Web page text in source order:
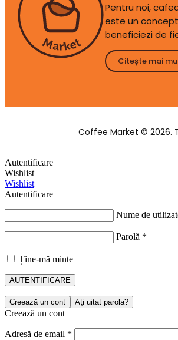
Pentru noi,
este un
beneficiezi de
Citește mai
Coffee Market © 2026.
Autentificare
Wishlist
Wishlist
Autentificare
Nume de
Parolă *
Ține-mă minte
AUTENTIFICARE
Creează un cont Aţi uitat parola?
Creează un cont
Adresă de email *